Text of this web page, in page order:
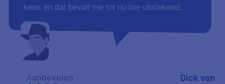
keus en dat bevalt me tot nu toe uitstekend.
Aanbevelen
Dick van